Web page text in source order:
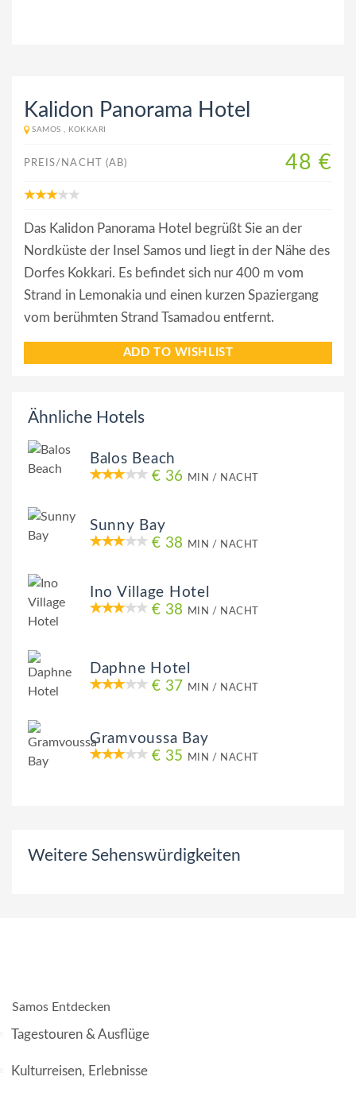
Kalidon Panorama Hotel
SAMOS , KOKKARI
PREIS/NACHT (AB) 48 €
Das Kalidon Panorama Hotel begrüßt Sie an der
Nordküste der Insel Samos und liegt in der Nähe des
Dorfes Kokkari. Es befindet sich nur 400 m vom
Strand in Lemonakia und einen kurzen Spaziergang
vom berühmten Strand Tsamadou entfernt.
ADD TO WISHLIST
Ähnliche Hotels
Balos Beach
€ 36 MIN / NACHT
Sunny Bay
€ 38
MIN / NACHT
Ino Village Hotel
€ 38
MIN / NACHT
Daphne Hotel
€ 37
MIN / NACHT
Gramvoussa Bay
€ 35
MIN / NACHT
Weitere Sehenswürdigkeiten
Samos Entdecken
Tagestouren & Ausflüge
Kulturreisen, Erlebnisse